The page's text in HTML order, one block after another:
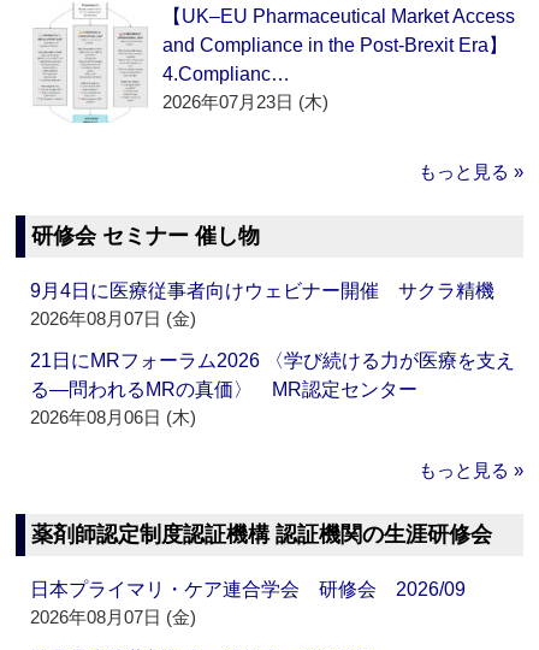
【UK–EU Pharmaceutical Market Access
and Compliance in the Post-Brexit Era】
4.Complianc…
2026年07月23日 (木)
もっと見る »
研修会 セミナー 催し物
9月4日に医療従事者向けウェビナー開催 サクラ精機
2026年08月07日 (金)
21日にMRフォーラム2026 〈学び続ける力が医療を支え
る―問われるMRの真価〉 MR認定センター
2026年08月06日 (木)
もっと見る »
薬剤師認定制度認証機構 認証機関の生涯研修会
日本プライマリ・ケア連合学会 研修会 2026/09
2026年08月07日 (金)